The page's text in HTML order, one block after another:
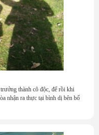
thành cô độc, để rồi khi
nhận ra thực tại bình dị bên bố